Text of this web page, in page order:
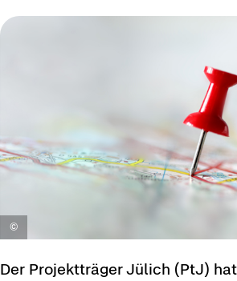
Der Pro­jekt­trä­ger Jü­lich (PtJ)